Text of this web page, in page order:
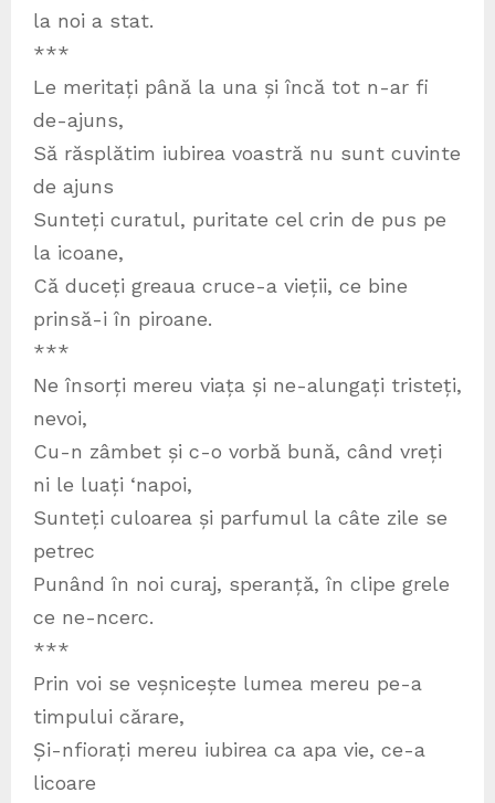
la noi a stat.
***
Le meritați până la una și încă tot n-ar fi
de-ajuns,
Să răsplătim iubirea voastră nu sunt cuvinte
de ajuns
Sunteți curatul, puritate cel crin de pus pe
la icoane,
Că duceți greaua cruce-a vieții, ce bine
prinsă-i în piroane.
***
Ne însorți mereu viața și ne-alungați tristeți,
nevoi,
Cu-n zâmbet și c-o vorbă bună, când vreți
ni le luați ‘napoi,
Sunteți culoarea și parfumul la câte zile se
petrec
Punând în noi curaj, speranță, în clipe grele
ce ne-ncerc.
***
Prin voi se veșnicește lumea mereu pe-a
timpului cărare,
Și-nfiorați mereu iubirea ca apa vie, ce-a
licoare